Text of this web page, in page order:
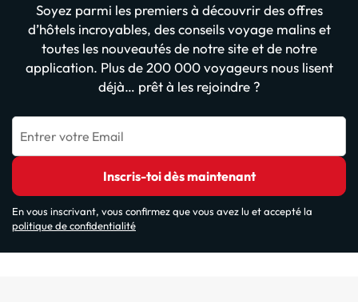
Soyez parmi les premiers à découvrir des offres
d’hôtels incroyables, des conseils voyage malins et
toutes les nouveautés de notre site et de notre
application. Plus de 200 000 voyageurs nous lisent
déjà… prêt à les rejoindre ?
Entrer votre Email
Inscris-toi dès maintenant
En vous inscrivant, vous confirmez que vous avez lu et accepté la
politique de confidentialité